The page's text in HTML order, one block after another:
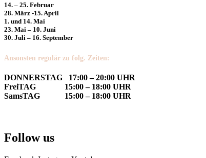
14. – 25. Februar
28. März -15. April
1. und 14. Mai
23. Mai – 10. Juni
30. Juli – 16. September
Ansonsten regulär zu folg. Zeiten:
DONNERSTAG 17:00 – 20:00 UHR
FreiTAG 15:00 – 18:00 UHR
SamsTAG 15:00 – 18:00 UHR
Follow us